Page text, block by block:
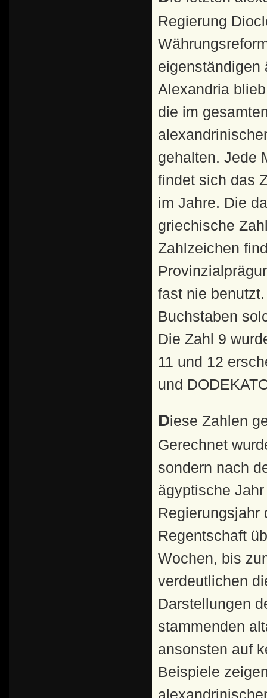
Regierung
eigenständigen
Alexandria
die im
gehalten. Jede
findet sich das
im Jahre. Die
griechische
Zahlzeichen
fast nie
Buchstaben
Die Zahl 9
11 und 12
und
Diese Zahlen geben das Regierungsjahr des Kaisers an.
Gerechnet
sondern nach
ägyptische
Regierungsjahr
Regentschaft
Wochen, bis
verdeutlichen
Darstellungen
stammenden
ansonsten auf
Beispiele